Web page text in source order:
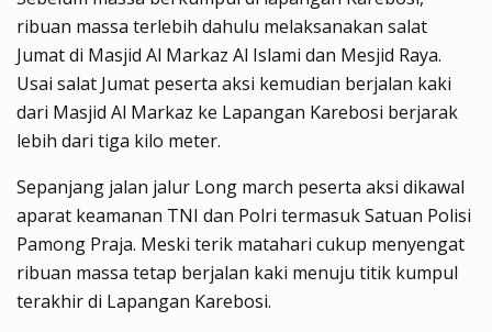
ribuan massa terlebih dahulu melaksanakan salat
Jumat di Masjid Al Markaz Al Islami dan Mesjid Raya.
Usai salat Jumat peserta aksi kemudian berjalan kaki
dari Masjid Al Markaz ke Lapangan Karebosi berjarak
lebih dari tiga kilo meter.
Sepanjang jalan jalur Long march peserta aksi dikawal
aparat keamanan TNI dan Polri termasuk Satuan Polisi
Pamong Praja. Meski terik matahari cukup menyengat
ribuan massa tetap berjalan kaki menuju titik kumpul
terakhir di Lapangan Karebosi.